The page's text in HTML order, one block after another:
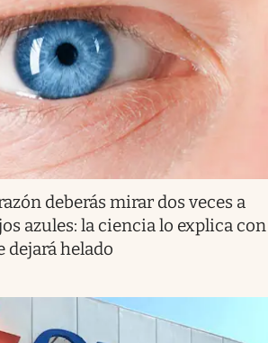
deberás mirar dos veces a
azules: la ciencia lo explica con
dejará helado